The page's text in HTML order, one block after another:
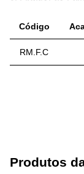
Código
RM.F.C
Produtos